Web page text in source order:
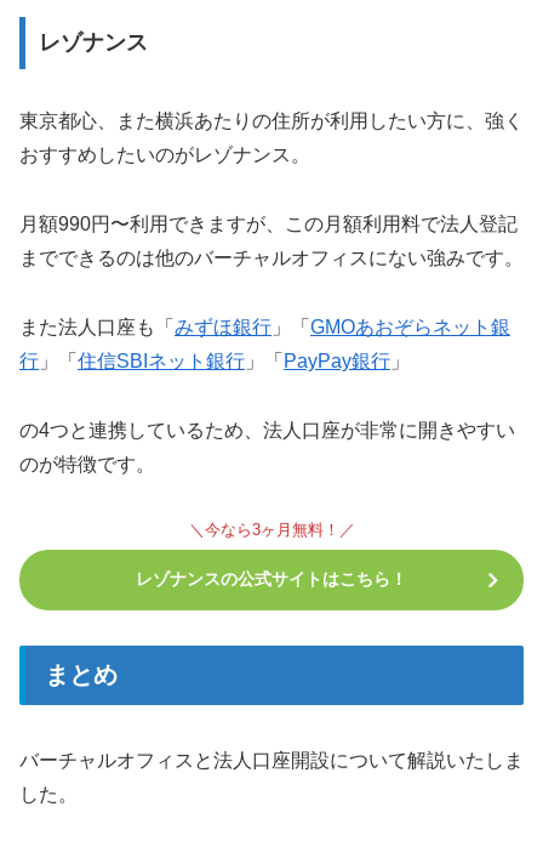
レゾナンス
東京都心、また横浜あたりの住所が利用したい方に、強く
おすすめしたいのがレゾナンス。
月額990円〜利用できますが、この月額利用料で法人登記
までできるのは他のバーチャルオフィスにない強みです。
また法人口座も「 みずほ銀行 」「 GMOあおぞらネット銀
行 」「 住信SBIネット銀行 」「 PayPay銀行 」
の4つと連携しているため、法人口座が非常に開きやすい
のが特徴です。
＼今なら3ヶ月無料！／
レゾナンスの公式サイトはこちら！
まとめ
バーチャルオフィスと法人口座開設について解説いたしま
した。